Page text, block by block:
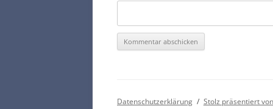
Datenschutzerklärung Stolz präsentiert